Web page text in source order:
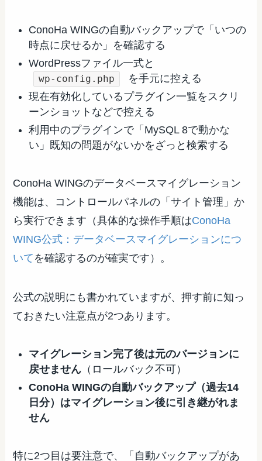
ConoHa WINGの自動バックアップで「いつの
時点に戻せるか」を確認する
WordPressファイル一式と
wp-config.php
を手元に控える
現在有効化しているプラグイン一覧をスクリ
ーンショットなどで控える
利用中のプラグインで「MySQL 8で動かな
い」既知の問題がないかをざっと検索する
ConoHa WINGのデータベースマイグレーション
機能は、コントロールパネルの「サイト管理」か
ら実行できます（具体的な操作手順はConoHa
WING公式：データベースマイグレーションにつ
いて を確認するのが確実です）。
公式の説明にも書かれていますが、押す前に知っ
ておきたい注意点が2つあります。
マイグレーション完了後は元のバージョンに
戻せません （ロールバック不可）
ConoHa WINGの自動バックアップ（過去14
日分）はマイグレーション後に引き継がれま
せん
特に2つ目は要注意で、「自動バックアップがあ